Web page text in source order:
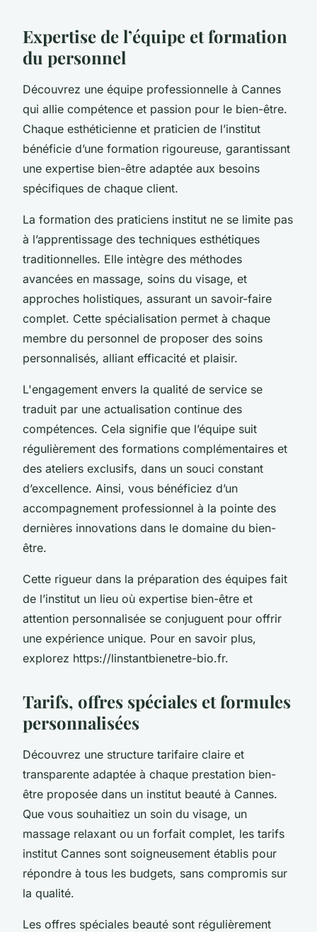
Expertise de l’équipe et formation
du personnel
Découvrez une équipe professionnelle à Cannes
qui allie compétence et passion pour le bien-être.
Chaque esthéticienne et praticien de l’institut
bénéficie d’une formation rigoureuse, garantissant
une expertise bien-être adaptée aux besoins
spécifiques de chaque client.
La formation des praticiens institut ne se limite pas
à l’apprentissage des techniques esthétiques
traditionnelles. Elle intègre des méthodes
avancées en massage, soins du visage, et
approches holistiques, assurant un savoir-faire
complet. Cette spécialisation permet à chaque
membre du personnel de proposer des soins
personnalisés, alliant efficacité et plaisir.
L'engagement envers la qualité de service se
traduit par une actualisation continue des
compétences. Cela signifie que l’équipe suit
régulièrement des formations complémentaires et
des ateliers exclusifs, dans un souci constant
d’excellence. Ainsi, vous bénéficiez d’un
accompagnement professionnel à la pointe des
dernières innovations dans le domaine du bien-
être.
Cette rigueur dans la préparation des équipes fait
de l’institut un lieu où expertise bien-être et
attention personnalisée se conjuguent pour offrir
une expérience unique. Pour en savoir plus,
explorez https://linstantbienetre-bio.fr.
Tarifs, offres spéciales et formules
personnalisées
Découvrez une structure tarifaire claire et
transparente adaptée à chaque prestation bien-
être proposée dans un institut beauté à Cannes.
Que vous souhaitiez un soin du visage, un
massage relaxant ou un forfait complet, les tarifs
institut Cannes sont soigneusement établis pour
répondre à tous les budgets, sans compromis sur
la qualité.
Les offres spéciales beauté sont régulièrement